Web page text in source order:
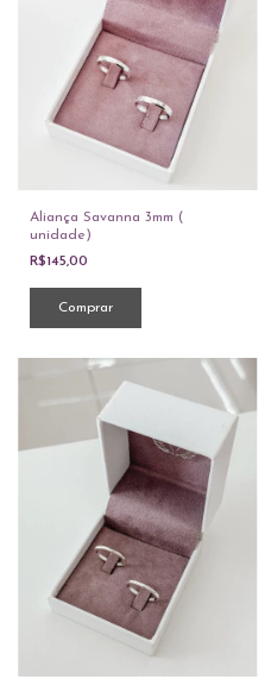
Aliança Savanna 3mm (
unidade)
R$145,00
Comprar